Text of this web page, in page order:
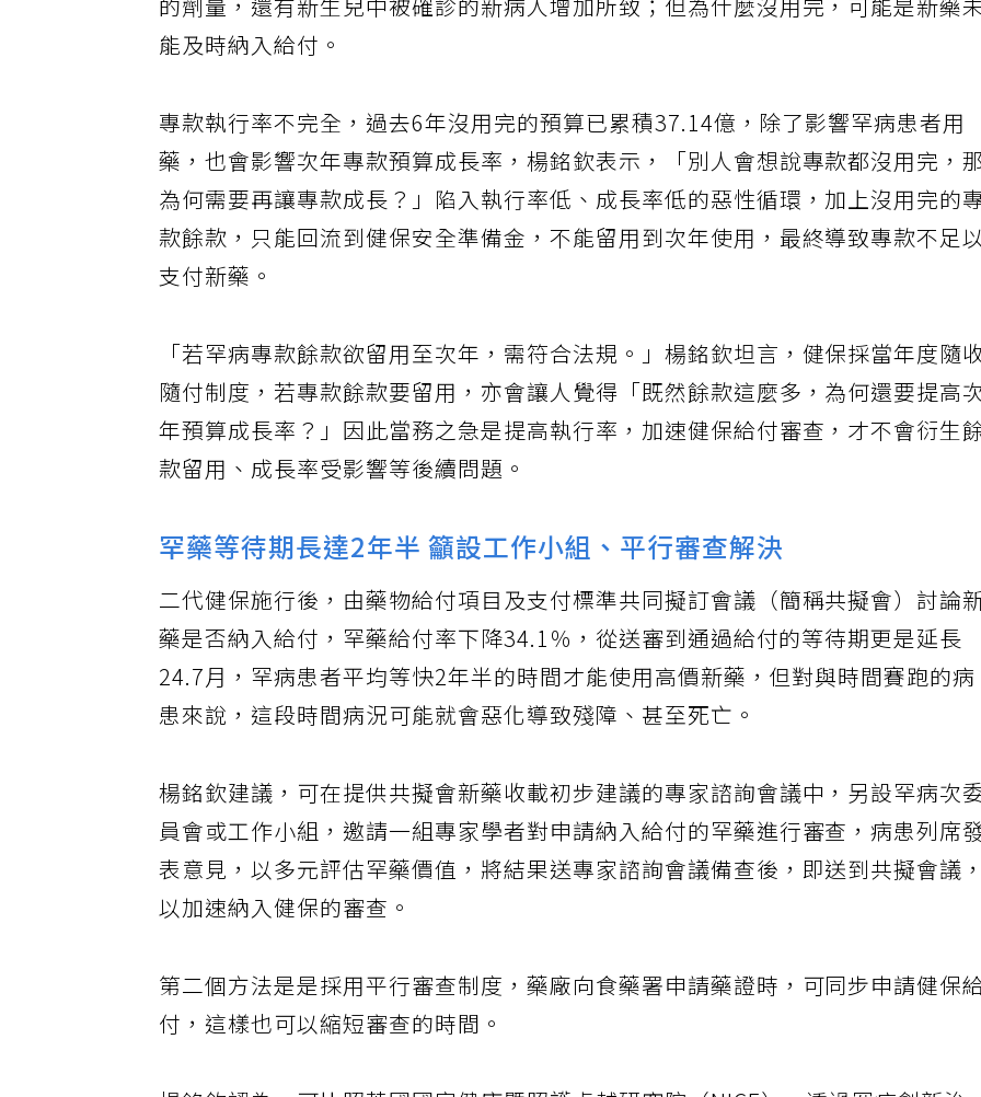
的劑量，還有新生兒中被確診的新病人增加所致；但為什麼沒用完，可能是新藥
能及時納入給付。
專款執行率不完全，過去6年沒用完的預算已累積37.14億，除了影響罕病患者用
藥，也會影響次年專款預算成長率，楊銘欽表示，「別人會想說專款都沒用完，那
為何需要再讓專款成長？」陷入執行率低、成長率低的惡性循環，加上沒用完的
款餘款，只能回流到健保安全準備金，不能留用到次年使用，最終導致專款不足
支付新藥。
「若罕病專款餘款欲留用至次年，需符合法規。」楊銘欽坦言，健保採當年度隨
隨付制度，若專款餘款要留用，亦會讓人覺得「既然餘款這麼多，為何還要提高
年預算成長率？」因此當務之急是提高執行率，加速健保給付審查，才不會衍生
款留用、成長率受影響等後續問題。
罕藥等待期長達2年半 籲設工作小組、平行審查解決
二代健保施行後，由藥物給付項目及支付標準共同擬訂會議（簡稱共擬會）討論新
藥是否納入給付，罕藥給付率下降34.1％，從送審到通過給付的等待期更是延長
24.7月，罕病患者平均等快2年半的時間才能使用高價新藥，但對與時間賽跑的病
患來說，這段時間病況可能就會惡化導致殘障、甚至死亡。
楊銘欽建議，可在提供共擬會新藥收載初步建議的專家諮詢會議中，另設罕病次
員會或工作小組，邀請一組專家學者對申請納入給付的罕藥進行審查，病患列席發
表意見，以多元評估罕藥價值，將結果送專家諮詢會議備查後，即送到共擬會議，
以加速納入健保的審查。
第二個方法是是採用平行審查制度，藥廠向食藥署申請藥證時，可同步申請健保給
付，這樣也可以縮短審查的時間。